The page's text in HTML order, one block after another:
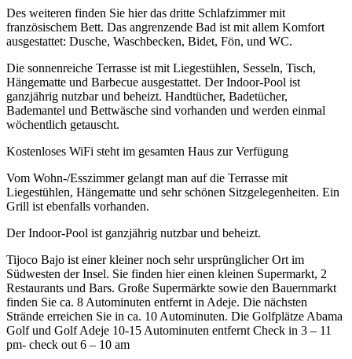
Des weiteren finden Sie hier das dritte Schlafzimmer mit
französischem Bett. Das angrenzende Bad ist mit allem Komfort
ausgestattet: Dusche, Waschbecken, Bidet, Fön, und WC.
Die sonnenreiche Terrasse ist mit Liegestühlen, Sesseln, Tisch,
Hängematte und Barbecue ausgestattet. Der Indoor-Pool ist
ganzjährig nutzbar und beheizt. Handtücher, Badetücher,
Bademantel und Bettwäsche sind vorhanden und werden einmal
wöchentlich getauscht.
Kostenloses WiFi steht im gesamten Haus zur Verfügung
Vom Wohn-/Esszimmer gelangt man auf die Terrasse mit
Liegestühlen, Hängematte und sehr schönen Sitzgelegenheiten. Ein
Grill ist ebenfalls vorhanden.
Der Indoor-Pool ist ganzjährig nutzbar und beheizt.
Tijoco Bajo ist einer kleiner noch sehr ursprünglicher Ort im
Südwesten der Insel. Sie finden hier einen kleinen Supermarkt, 2
Restaurants und Bars. Große Supermärkte sowie den Bauernmarkt
finden Sie ca. 8 Autominuten entfernt in Adeje. Die nächsten
Strände erreichen Sie in ca. 10 Autominuten. Die Golfplätze Abama
Golf und Golf Adeje 10-15 Autominuten entfernt Check in 3 – 11
pm- check out 6 – 10 am